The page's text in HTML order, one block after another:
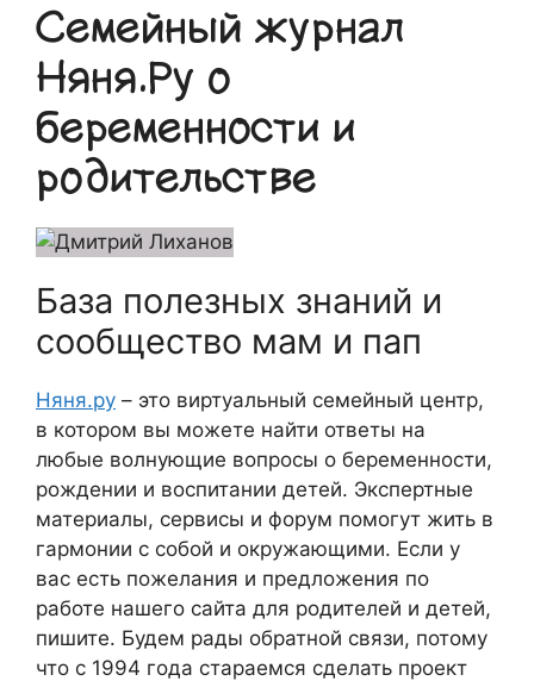
Семейный журнал
Няня.Ру о
беременности и
родительстве
База полезных знаний и
сообщество мам и пап
Няня.ру – это виртуальный семейный центр,
в котором вы можете найти ответы на
любые волнующие вопросы о беременности,
рождении и воспитании детей. Экспертные
материалы, сервисы и форум помогут жить в
гармонии с собой и окружающими. Если у
вас есть пожелания и предложения по
работе нашего сайта для родителей и детей,
пишите. Будем рады обратной связи, потому
что c 1994 года стараемся сделать проект